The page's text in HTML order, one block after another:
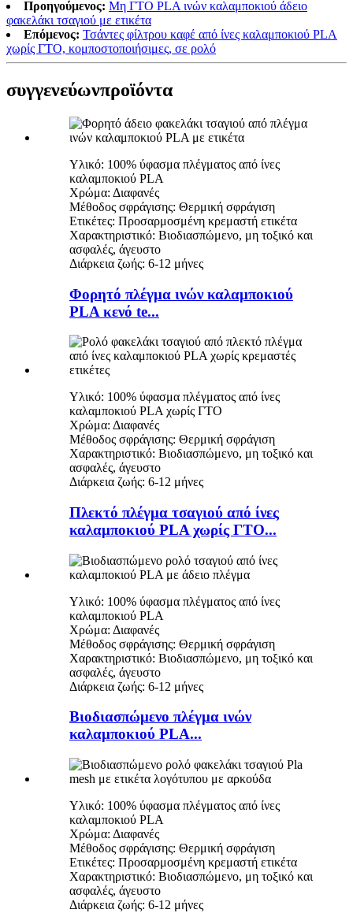
Προηγούμενος: Μη ΓΤΟ PLA ινών καλαμποκιού άδειο
φακελάκι τσαγιού με ετικέτα
Επόμενος: Τσάντες φίλτρου καφέ από ίνες καλαμποκιού PLA
χωρίς ΓΤΟ, κομποστοποιήσιμες, σε ρολό
συγγενεύωνπροϊόντα
Υλικό: 100% ύφασμα πλέγματος από ίνες
καλαμποκιού PLA
Χρώμα: Διαφανές
Μέθοδος σφράγισης: Θερμική σφράγιση
Ετικέτες: Προσαρμοσμένη κρεμαστή ετικέτα
Χαρακτηριστικό: Βιοδιασπώμενο, μη τοξικό και
ασφαλές, άγευστο
Διάρκεια ζωής: 6-12 μήνες
Φορητό πλέγμα ινών καλαμποκιού
PLA κενό te...
Υλικό: 100% ύφασμα πλέγματος από ίνες
καλαμποκιού PLA χωρίς ΓΤΟ
Χρώμα: Διαφανές
Μέθοδος σφράγισης: Θερμική σφράγιση
Χαρακτηριστικό: Βιοδιασπώμενο, μη τοξικό και
ασφαλές, άγευστο
Διάρκεια ζωής: 6-12 μήνες
Πλεκτό πλέγμα τσαγιού από ίνες
καλαμποκιού PLA χωρίς ΓΤΟ...
Υλικό: 100% ύφασμα πλέγματος από ίνες
καλαμποκιού PLA
Χρώμα: Διαφανές
Μέθοδος σφράγισης: Θερμική σφράγιση
Χαρακτηριστικό: Βιοδιασπώμενο, μη τοξικό και
ασφαλές, άγευστο
Διάρκεια ζωής: 6-12 μήνες
Βιοδιασπώμενο πλέγμα ινών
καλαμποκιού PLA...
Υλικό: 100% ύφασμα πλέγματος από ίνες
καλαμποκιού PLA
Χρώμα: Διαφανές
Μέθοδος σφράγισης: Θερμική σφράγιση
Ετικέτες: Προσαρμοσμένη κρεμαστή ετικέτα
Χαρακτηριστικό: Βιοδιασπώμενο, μη τοξικό και
ασφαλές, άγευστο
Διάρκεια ζωής: 6-12 μήνες